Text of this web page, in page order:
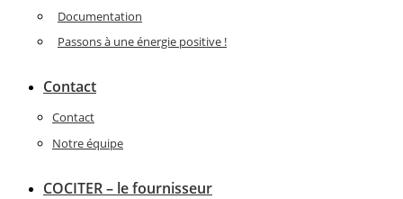
Documentation
Passons à une énergie positive !
Contact
Contact
Notre équipe
COCITER – le fournisseur